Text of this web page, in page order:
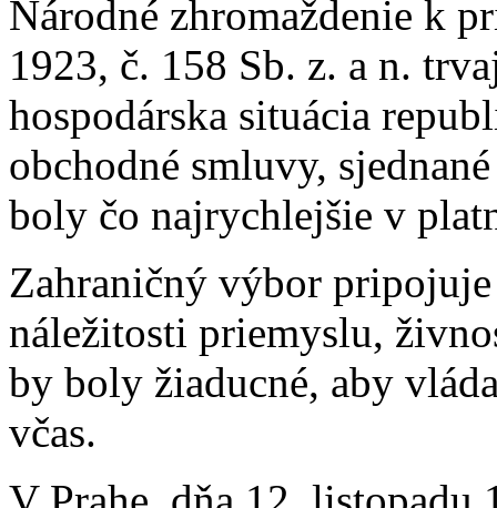
Národné zhromaždenie k
1923, č. 158 Sb. z. a n.
hospodárska situácia
obchodné smluvy,
boly čo najrychlejšie v
Zahraničný výbor
náležitosti priemyslu,
by boly žiaducné, aby
včas.